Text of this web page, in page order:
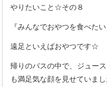
やりたいこと☆その８
『みんなでおやつを食べたい
遠足といえばおやつです☆
帰りのバスの中で、ジュー
も満足気な顔を見せていまし